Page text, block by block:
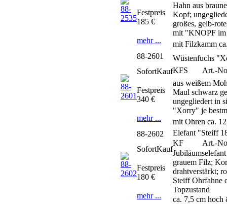
Hahn aus
Kopf;
großes, gelb-
mit "KNOPF im
mit Filzkamm
Festpreis
185 €
mehr ...
88-2601
Wüstenfuchs
KFS
Art.-
aus weißem
Maul schwarz
ungegliedert in
"Xorry" je
mit Ohren ca.
SofortKauf
Festpreis
340 €
mehr ...
88-2602
Elefant "Steiff
KF
Art.-
grauem Filz;
drahtverstärkt;
Steiff Ohrfahne
Topzustand
ca. 7,5 cm hoch
SofortKauf
Festpreis
180 €
mehr ...